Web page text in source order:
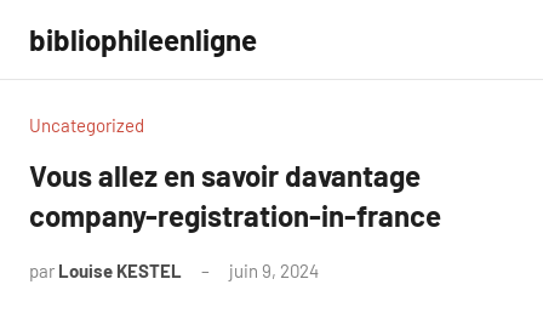
contenu
bibliophileenligne
Uncategorized
Vous allez en savoir davantage
company-registration-in-france
par Louise KESTEL juin 9, 2024